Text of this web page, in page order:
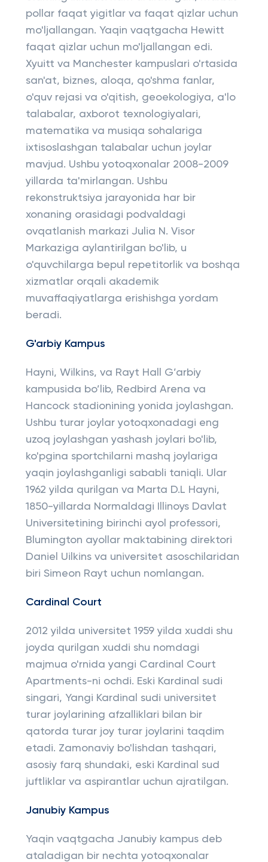
pollar faqat yigitlar va faqat qizlar uchun
mo'ljallangan. Yaqin vaqtgacha Hewitt
faqat qizlar uchun mo'ljallangan edi.
Xyuitt va Manchester kampuslari o'rtasida
san'at, biznes, aloqa, qo'shma fanlar,
o'quv rejasi va o'qitish, geoekologiya, a'lo
talabalar, axborot texnologiyalari,
matematika va musiqa sohalariga
ixtisoslashgan talabalar uchun joylar
mavjud. Ushbu yotoqxonalar 2008-2009
yillarda ta'mirlangan. Ushbu
rekonstruktsiya jarayonida har bir
xonaning orasidagi podvaldagi
ovqatlanish markazi Julia N. Visor
Markaziga aylantirilgan bo'lib, u
o'quvchilarga bepul repetitorlik va boshqa
xizmatlar orqali akademik
muvaffaqiyatlarga erishishga yordam
beradi.
G'arbiy Kampus
Hayni, Wilkins, va Rayt Hall G’arbiy
kampusida bo’lib, Redbird Arena va
Hancock stadionining yonida joylashgan.
Ushbu turar joylar yotoqxonadagi eng
uzoq joylashgan yashash joylari bo'lib,
ko'pgina sportchilarni mashq joylariga
yaqin joylashganligi sababli taniqli. Ular
1962 yilda qurilgan va Marta D.L Hayni,
1850-yillarda Normaldagi Illinoys Davlat
Universitetining birinchi ayol professori,
Blumington ayollar maktabining direktori
Daniel Uilkins va universitet asoschilaridan
biri Simeon Rayt uchun nomlangan.
Cardinal Court
2012 yilda universitet 1959 yilda xuddi shu
joyda qurilgan xuddi shu nomdagi
majmua o'rnida yangi Cardinal Court
Apartments-ni ochdi. Eski Kardinal sudi
singari, Yangi Kardinal sudi universitet
turar joylarining afzalliklari bilan bir
qatorda turar joy turar joylarini taqdim
etadi. Zamonaviy bo'lishdan tashqari,
asosiy farq shundaki, eski Kardinal sud
juftliklar va aspirantlar uchun ajratilgan.
Janubiy Kampus
Yaqin vaqtgacha Janubiy kampus deb
ataladigan bir nechta yotoqxonalar